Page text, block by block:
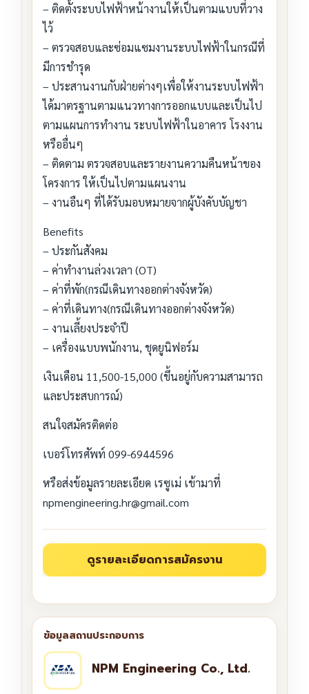
– ติดตั้งระบบไฟฟ้าหน้างานให้เป็นตามแบบที่วาง
ไว้
– ตรวจสอบและซ่อมแซมงานระบบไฟฟ้าในกรณีที่
มีการชำรุด
– ประสานงานกับฝ่ายต่างๆเพื่อให้งานระบบไฟฟ้า
ได้มาตรฐานตามแนวทางการออกแบบและเป็นไป
ตามแผนการทำงาน ระบบไฟฟ้าในอาคาร โรงงาน
หรืออื่นๆ
– ติดตาม ตรวจสอบและรายงานความคืนหน้าของ
โครงการ ให้เป็นไปตามแผนงาน
– งานอืนๆ ที่ได้รับมอบหมายจากผู้บังคับบัญชา
Benefits
– ประกันสังคม
– ค่าทำงานล่วงเวลา (OT)
– ค่าที่พัก(กรณีเดินทางออกต่างจังหวัด)
– ค่าที่เดินทาง(กรณีเดินทางออกต่างจังหวัด)
– งานเลี้ยงประจำปี
– เครื่องแบบพนักงาน, ชุดยูนิฟอร์ม
เงินเดือน 11,500-15,000 (ขึ้นอยู่กับความสามารถ
และประสบการณ์)
สนใจสมัครติดต่อ
เบอร์โทรศัพท์ 099-6944596
หรือส่งข้อมูลรายละเอียด เรซูเม่ เข้ามาที่
npmengineering.hr@gmail.com
NPM Engineering Co., Ltd.